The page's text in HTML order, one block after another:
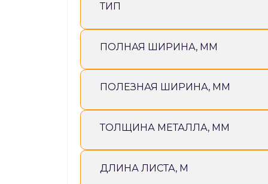
ТИП
ПОЛНАЯ ШИРИНА, ММ
ПОЛЕЗНАЯ ШИРИНА, ММ
ТОЛЩИНА МЕТАЛЛА, ММ
ДЛИНА ЛИСТА, М